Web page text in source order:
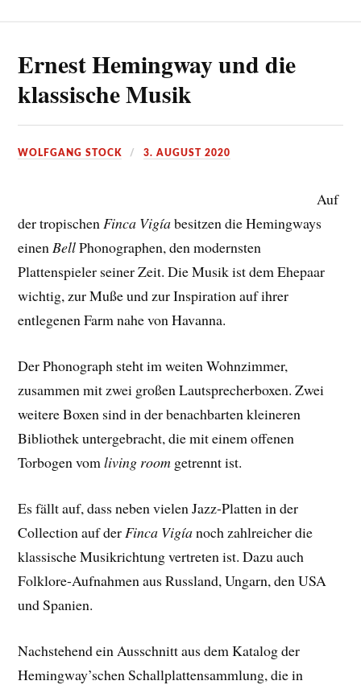
Ernest Hemingway und die
klassische Musik
WOLFGANG STOCK 3. AUGUST 2020
Auf
der tropischenFinca Vigíabesitzen die Hemingways
einenBellPhonographen, den modernsten
Plattenspieler seiner Zeit. Die Musik ist dem Ehepaar
wichtig, zur Muße und zur Inspiration auf ihrer
entlegenen Farm nahe von Havanna.
Der Phonograph steht im weiten Wohnzimmer,
zusammen mit zwei großen Lautsprecherboxen. Zwei
weitere Boxen sind in der benachbarten kleineren
Bibliothek untergebracht, die mit einem offenen
Torbogen vomliving room getrennt ist.
Es fällt auf, dass neben vielen Jazz-Platten in der
Collection auf der Finca Vigíanoch zahlreicher die
klassische Musikrichtung vertreten ist. Dazu auch
Folklore-Aufnahmen aus Russland, Ungarn, den USA
und Spanien.
Nachstehend ein Ausschnitt aus dem Katalog der
Hemingway’schen Schallplattensammlung, die in